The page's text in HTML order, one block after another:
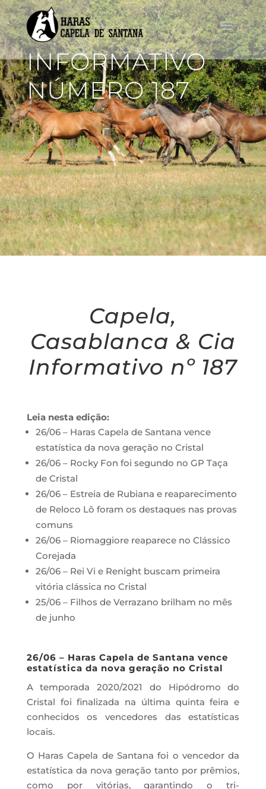
INFORMATIVO
NÚMERO 187
Capela,
Casablanca & Cia
Informativo nº 187
Leia nesta edição:
26/06 – Haras Capela de Santana vence
estatística da nova geração no Cristal
26/06 – Rocky Fon foi segundo no GP Taça
de Cristal
26/06 – Estreia de Rubiana e reaparecimento
de Reloco Lô foram os destaques nas provas
comuns
26/06 – Riomaggiore reaparece no Clássico
Corejada
26/06 – Rei Vi e Renight buscam primeira
vitória clássica no Cristal
25/06 – Filhos de Verrazano brilham no mês
de junho
26/06 – Haras Capela de Santana vence
estatística da nova geração no Cristal
A temporada 2020/2021 do Hipódromo do
Cristal foi finalizada na última quinta feira e
conhecidos os vencedores das estatísticas
locais.
O Haras Capela de Santana foi o vencedor da
estatística da nova geração tanto por prêmios,
como por vitórias, garantindo o tri-